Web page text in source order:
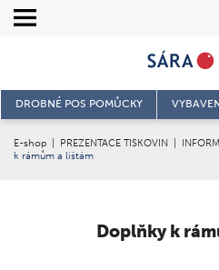
DROBNÉ POS POMŮCKY
E-shop PREZENTACE TISKOVIN
k rámům a lištám
Doplňky k